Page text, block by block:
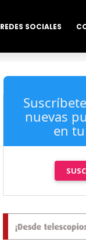
REDES SOCIALES
nuevas
en